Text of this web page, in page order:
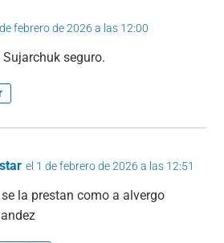
febrero de 2026 a las 12:00
seguro.
el 1 de febrero de 2026 a las 12:51
se la prestan como a alvergo